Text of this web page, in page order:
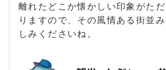
離れたどこか懐かしい印象がた
りますので、その風情ある街並
しみくださいね。